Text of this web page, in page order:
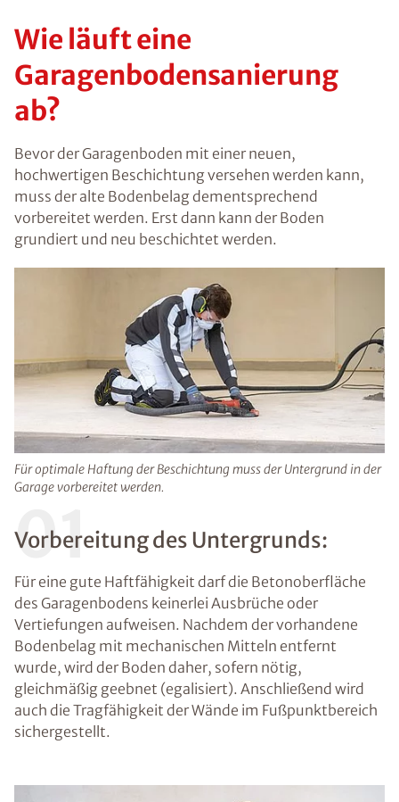
Wie läuft eine
Garagenbodensanierung
ab?
Bevor der Garagenboden mit einer neuen,
hochwertigen Beschichtung versehen werden kann,
muss der alte Bodenbelag dementsprechend
vorbereitet werden. Erst dann kann der Boden
grundiert und neu beschichtet werden.
Für optimale Haftung der Beschichtung muss der Untergrund in der
Garage vorbereitet werden.
01
Vorbereitung des Untergrunds:
Für eine gute Haftfähigkeit darf die Betonoberfläche
des Garagenbodens keinerlei Ausbrüche oder
Vertiefungen aufweisen. Nachdem der vorhandene
Bodenbelag mit mechanischen Mitteln entfernt
wurde, wird der Boden daher, sofern nötig,
gleichmäßig geebnet (egalisiert). Anschließend wird
auch die Tragfähigkeit der Wände im Fußpunktbereich
sichergestellt.